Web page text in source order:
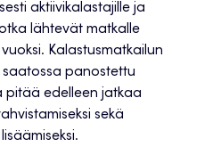
aktiivikalastajille ja
lähtevät matkalle
Kalastusmatkailun
saatossa panostettu
pitää edelleen jatkaa
sekä